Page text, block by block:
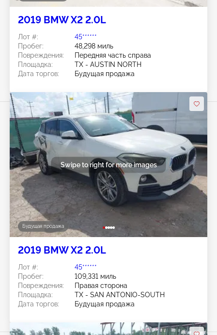
2019 BMW X2 2.0L
Лот #:
45******
Пробег:
48,298 миль
Повреждения:
Передняя часть справа
Площадка:
TX - AUSTIN NORTH
Дата торгов:
Будущая продажа
Будущая продажа
Swipe to right for more images
2019 BMW X2 2.0L
Лот #:
45******
Пробег:
109,331 миль
Повреждения:
Правая сторона
Площадка:
TX - SAN ANTONIO-SOUTH
Дата торгов:
Будущая продажа